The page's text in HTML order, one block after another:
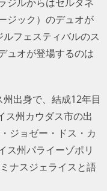
ジック）のデュオが
フェスティバルのス
ュオが登場するのは
出身で、結成12年目
ス州カウダス市の出
ジョゼー・ドス・カ
ス州パライーゾポリ
ナスジェライスと語